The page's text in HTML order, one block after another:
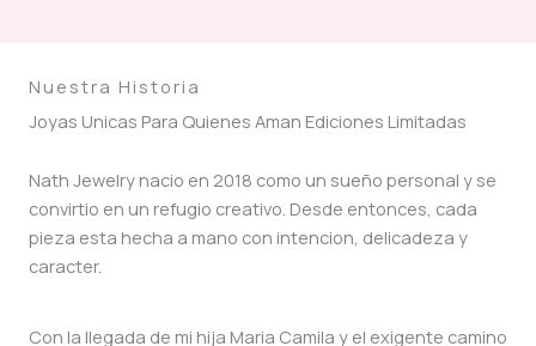
Nuestra Historia
Joyas Unicas Para Quienes Aman Ediciones Limitadas
Nath Jewelry nacio en 2018 como un sueño personal y se
convirtio en un refugio creativo. Desde entonces, cada
pieza esta hecha a mano con intencion, delicadeza y
caracter.
Con la llegada de mi hija Maria Camila y el exigente camino